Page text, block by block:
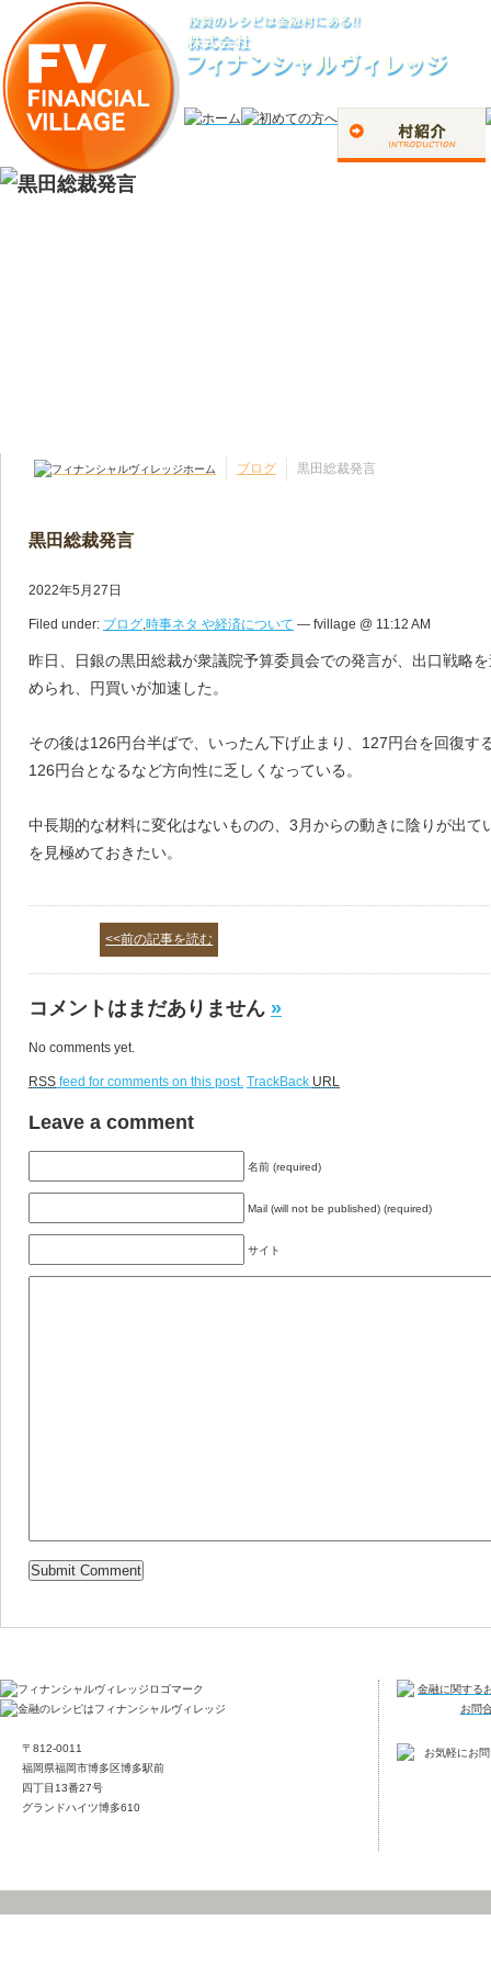
ブログ 黒田総裁発言
黒田総裁発言
2022年5月27日
Filed under: ブログ,時事ネタ や経済について — fvillage @ 11:12 AM
昨日、日銀の黒田総裁が衆議院予算委員会での発言が、出口戦略
められ、円買いが加速した。
その後は126円台半ばで、いったん下げ止まり、127円台を回復す
126円台となるなど方向性に乏しくなっている。
中長期的な材料に変化はないものの、3月からの動きに陰りが出
を見極めておきたい。
<<前の記事を読む
コメントはまだありません »
No comments yet.
RSS feed for comments on this post. TrackBack URL
Leave a comment
名前 (required)
Mail (will not be published) (required)
サイト
〒812-0011
福岡県福岡市博多区博多駅前
四丁目13番27号
グランドハイツ博多610